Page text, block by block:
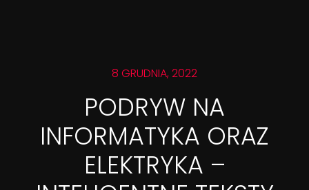
8 GRUDNIA, 2022
PODRYW NA
INFORMATYKA ORAZ
ELEKTRYKA –